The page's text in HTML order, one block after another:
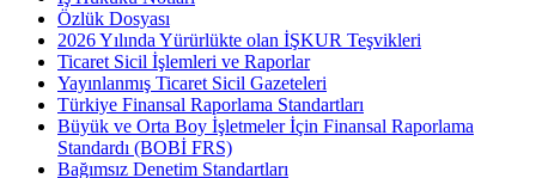
Özlük Dosyası
2026 Yılında Yürürlükte olan İŞKUR Teşvikleri
Ticaret Sicil İşlemleri ve Raporlar
Yayınlanmış Ticaret Sicil Gazeteleri
Türkiye Finansal Raporlama Standartları
Büyük ve Orta Boy İşletmeler İçin Finansal Raporlama
Standardı (BOBİ FRS)
Bağımsız Denetim Standartları